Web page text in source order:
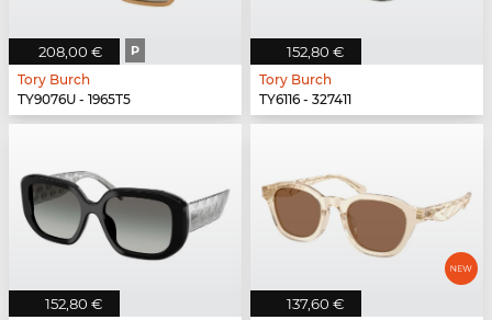
208,00 € P
Tory Burch
TY9076U - 1965T5
152,80 €
Tory Burch
TY6116 - 327411
152,80 € 137,60 €